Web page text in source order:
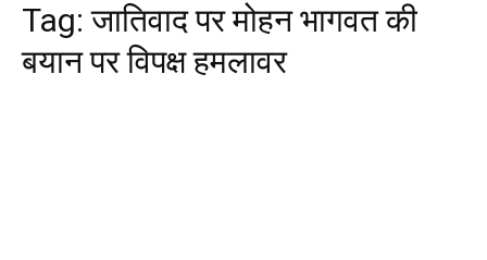
Tag:जातिवाद पर मोहन भागवत की
बयान पर विपक्ष हमलावर